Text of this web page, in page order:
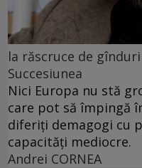
la răscruce de gînduri
Succesiunea
Nici Europa nu stă
care pot să împingă
diferiți demagogi cu
capacități mediocre.
Andrei CORNEA